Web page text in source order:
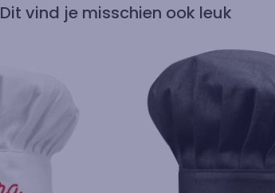
Dit vind je misschien ook leuk